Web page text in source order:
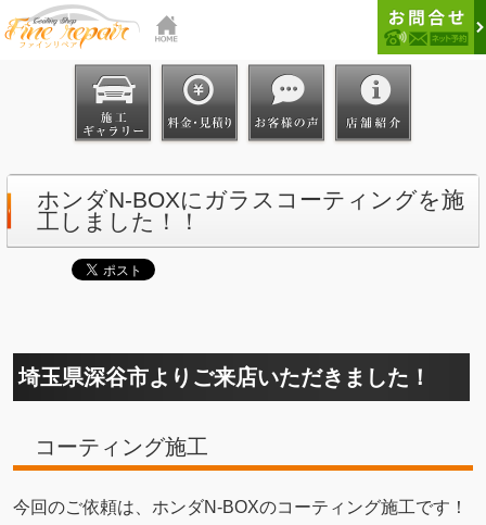
ホンダN-BOXにガラスコーティングを施
工しました！！
埼玉県深谷市よりご来店いただきました！
コーティング施工
今回のご依頼は、ホンダN-BOXのコーティング施工です！